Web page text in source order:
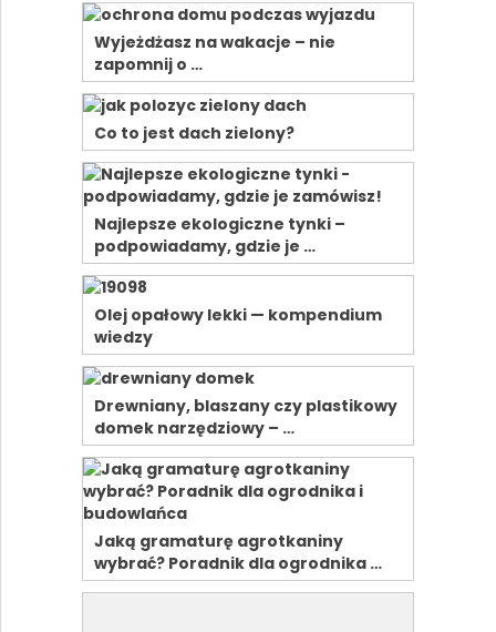
Wyjeżdżasz na wakacje – nie
zapomnij o …
Co to jest dach zielony?
Najlepsze ekologiczne tynki –
podpowiadamy, gdzie je …
Olej opałowy lekki — kompendium
wiedzy
Drewniany, blaszany czy plastikowy
domek narzędziowy – …
Jaką gramaturę agrotkaniny
wybrać? Poradnik dla ogrodnika …